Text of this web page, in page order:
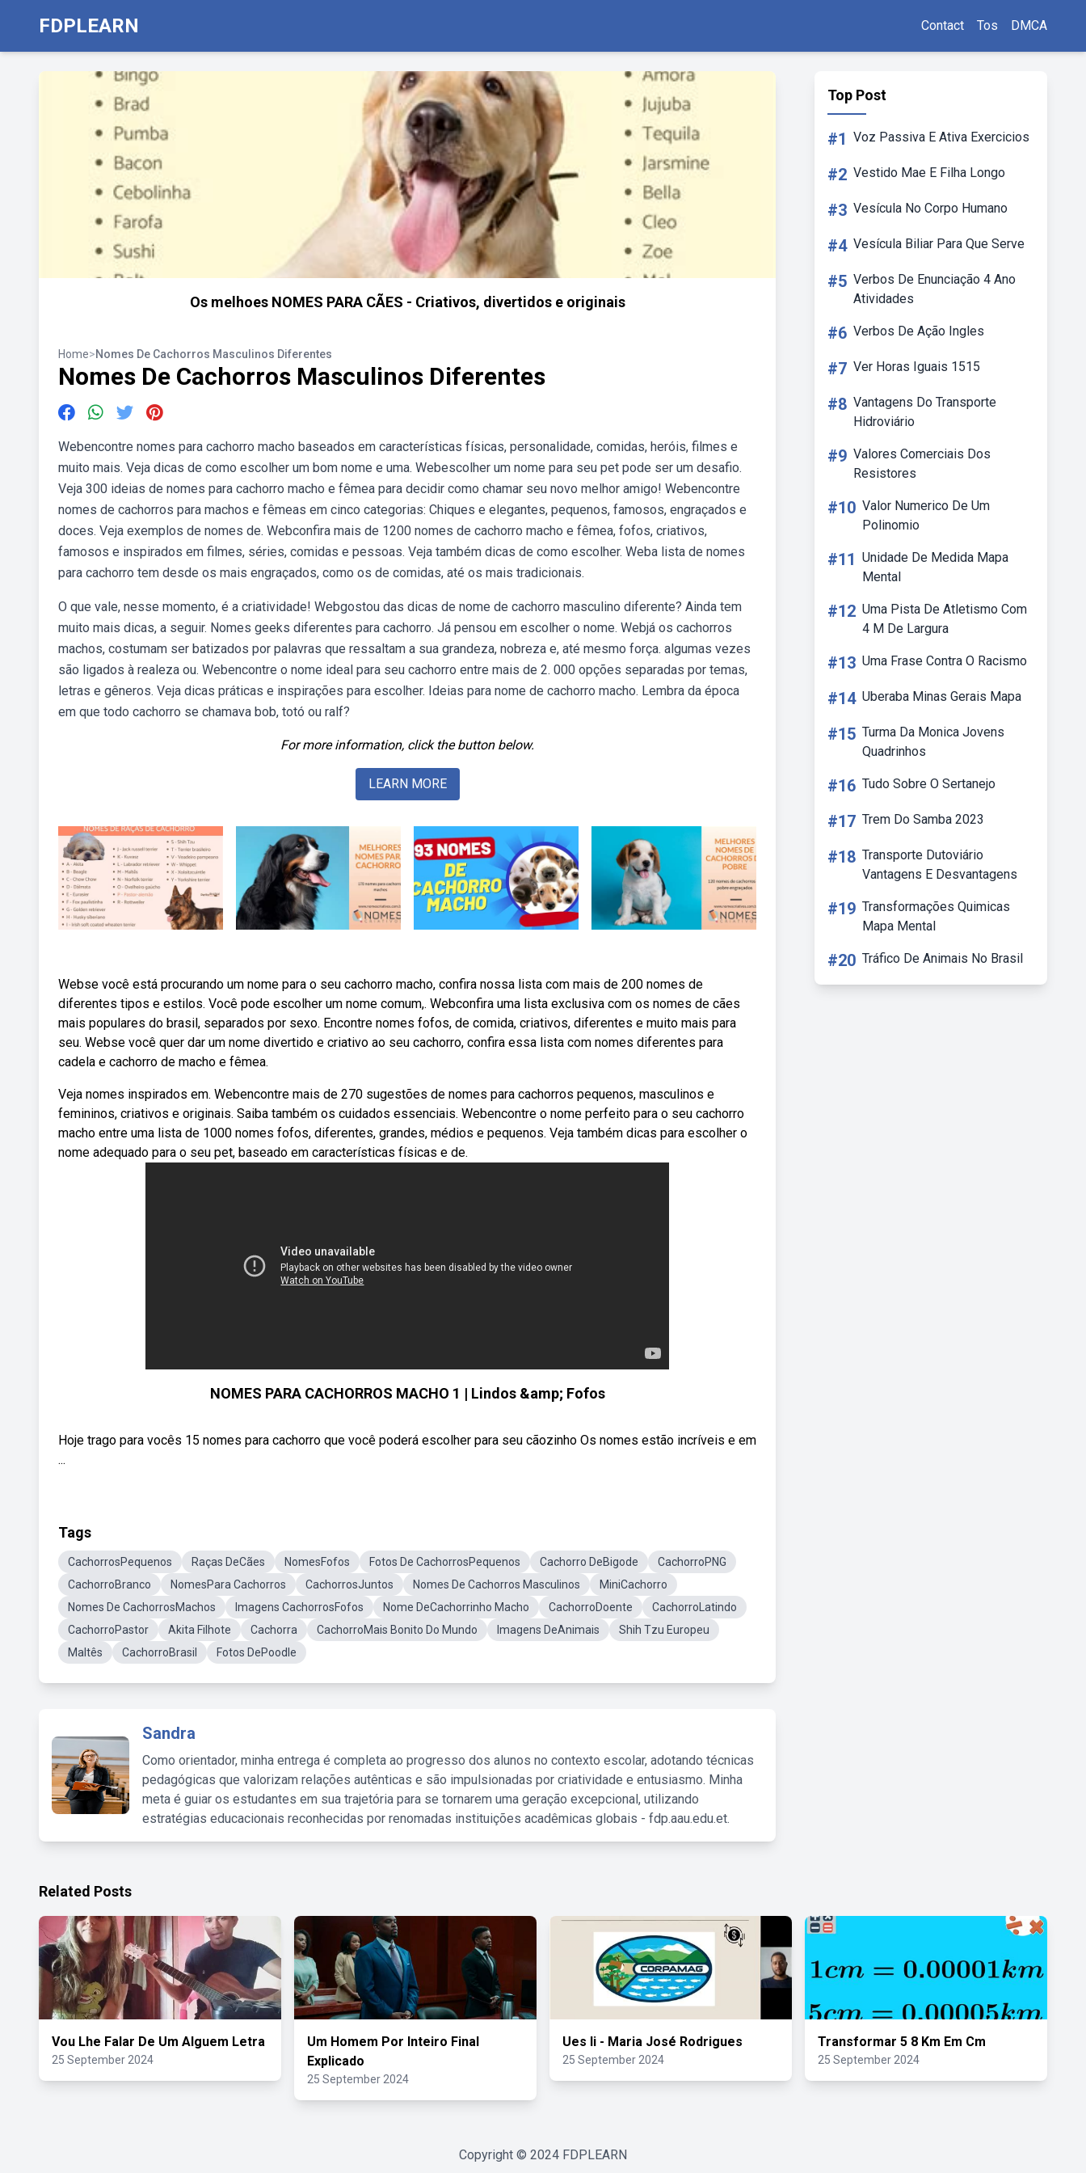
FDPLEARN Contact Tos DMCA
Os melhoes NOMES PARA CÃES - Criativos, divertidos e originais
Home>Nomes De Cachorros Masculinos Diferentes
Nomes De Cachorros Masculinos Diferentes
Webencontre nomes para cachorro macho baseados em características físicas, personalidade, comidas, heróis, filmes e
muito mais. Veja dicas de como escolher um bom nome e uma. Webescolher um nome para seu pet pode ser um desafio.
Veja 300 ideias de nomes para cachorro macho e fêmea para decidir como chamar seu novo melhor amigo! Webencontre
nomes de cachorros para machos e fêmeas em cinco categorias: Chiques e elegantes, pequenos, famosos, engraçados e
doces. Veja exemplos de nomes de. Webconfira mais de 1200 nomes de cachorro macho e fêmea, fofos, criativos,
famosos e inspirados em filmes, séries, comidas e pessoas. Veja também dicas de como escolher. Weba lista de nomes
para cachorro tem desde os mais engraçados, como os de comidas, até os mais tradicionais.
O que vale, nesse momento, é a criatividade! Webgostou das dicas de nome de cachorro masculino diferente? Ainda tem
muito mais dicas, a seguir. Nomes geeks diferentes para cachorro. Já pensou em escolher o nome. Webjá os cachorros
machos, costumam ser batizados por palavras que ressaltam a sua grandeza, nobreza e, até mesmo força. algumas vezes
são ligados à realeza ou. Webencontre o nome ideal para seu cachorro entre mais de 2. 000 opções separadas por temas,
letras e gêneros. Veja dicas práticas e inspirações para escolher. Ideias para nome de cachorro macho. Lembra da época
em que todo cachorro se chamava bob, totó ou ralf?
For more information, click the button below.
LEARN MORE
Webse você está procurando um nome para o seu cachorro macho, confira nossa lista com mais de 200 nomes de
diferentes tipos e estilos. Você pode escolher um nome comum,. Webconfira uma lista exclusiva com os nomes de cães
mais populares do brasil, separados por sexo. Encontre nomes fofos, de comida, criativos, diferentes e muito mais para
seu. Webse você quer dar um nome divertido e criativo ao seu cachorro, confira essa lista com nomes diferentes para
cadela e cachorro de macho e fêmea.
Veja nomes inspirados em. Webencontre mais de 270 sugestões de nomes para cachorros pequenos, masculinos e
femininos, criativos e originais. Saiba também os cuidados essenciais. Webencontre o nome perfeito para o seu cachorro
macho entre uma lista de 1000 nomes fofos, diferentes, grandes, médios e pequenos. Veja também dicas para escolher o
nome adequado para o seu pet, baseado em características físicas e de.
NOMES PARA CACHORROS MACHO 1 | Lindos &amp; Fofos
Hoje trago para vocês 15 nomes para cachorro que você poderá escolher para seu cãozinho Os nomes estão incríveis e em
...
Tags
CachorrosPequenos Raças DeCães NomesFofos Fotos De CachorrosPequenos Cachorro DeBigode
CachorroPNG
CachorroBranco
NomesPara Cachorros CachorrosJuntos Nomes De Cachorros Masculinos
MiniCachorro
Nomes De CachorrosMachos
Imagens CachorrosFofos Nome DeCachorrinho Macho CachorroDoente
CachorroLatindo
CachorroPastor
Akita Filhote Cachorra CachorroMais Bonito Do Mundo Imagens DeAnimais
Shih Tzu Europeu
Maltês
CachorroBrasil Fotos DePoodle
Sandra
Como orientador, minha entrega é completa ao progresso dos alunos no contexto escolar, adotando técnicas
pedagógicas que valorizam relações autênticas e são impulsionadas por criatividade e entusiasmo. Minha
meta é guiar os estudantes em sua trajetória para se tornarem uma geração excepcional, utilizando
estratégias educacionais reconhecidas por renomadas instituições acadêmicas globais - fdp.aau.edu.et.
Top Post
#1 Voz Passiva E Ativa Exercicios
#2 Vestido Mae E Filha Longo
#3 Vesícula No Corpo Humano
#4 Vesícula Biliar Para Que Serve
#5 Verbos De Enunciação 4 Ano
Atividades
#6 Verbos De Ação Ingles
#7 Ver Horas Iguais 1515
#8 Vantagens Do Transporte
Hidroviário
#9 Valores Comerciais Dos
Resistores
#10 Valor Numerico De Um
Polinomio
#11 Unidade De Medida Mapa
Mental
#12 Uma Pista De Atletismo Com
4 M De Largura
#13 Uma Frase Contra O Racismo
#14 Uberaba Minas Gerais Mapa
#15 Turma Da Monica Jovens
Quadrinhos
#16 Tudo Sobre O Sertanejo
#17 Trem Do Samba 2023
#18 Transporte Dutoviário
Vantagens E Desvantagens
#19 Transformações Quimicas
Mapa Mental
#20 Tráfico De Animais No Brasil
Related Posts
Vou Lhe Falar De Um Alguem Letra
25 September 2024
Um Homem Por Inteiro Final
Explicado
25 September 2024
Ues Ii - Maria José Rodrigues
25 September 2024
Transformar 5 8 Km Em Cm
25 September 2024
Copyright © 2024 FDPLEARN